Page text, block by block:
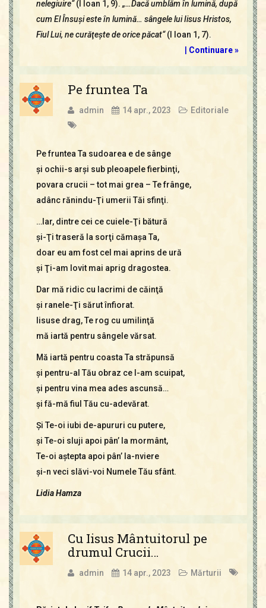
nelegiuire“(I Ioan 1, 9). „…Dacă umblăm în lumină, după
cum El Însuşi este în lumină… sângele lui Iisus Hristos,
Fiul Lui, ne curăţeşte de orice păcat“(I Ioan 1, 7).
| Continuare »
Pe fruntea Ta
admin 14 apr., 2023 Editoriale
Pe fruntea Ta sudoarea e de sânge
şi ochii-s arşi sub pleoapele fierbinţi,
povara crucii – tot mai grea – Te frânge,
adânc rănindu-Ţi umerii Tăi sfinţi.
…Iar, dintre cei ce cuiele-Ţi bătură
şi-Ţi traseră la sorţi cămaşa Ta,
doar eu am fost cel mai aprins de ură
şi Ţi-am lovit mai aprig dragostea.
Dar mă ridic cu lacrimi de căinţă
şi ranele-Ţi sărut înfiorat.
Iisuse drag, Te rog cu umilinţă
mă iartă pentru sângele vărsat.
Mă iartă pentru coasta Ta străpunsă
şi pentru-al Tău obraz ce l-am scuipat,
şi pentru vina mea ades ascunsă…
şi fă-mă fiul Tău cu-adevărat.
Şi Te-oi iubi de-apururi cu putere,
şi Te-oi sluji apoi pân’ la mormânt,
Te-oi aştepta apoi pân’ la-nviere
şi-n veci slăvi-voi Numele Tău sfânt.
Lidia Hamza
Cu Iisus Mântuitorul pe
drumul Crucii…
admin 14 apr., 2023 Mărturii